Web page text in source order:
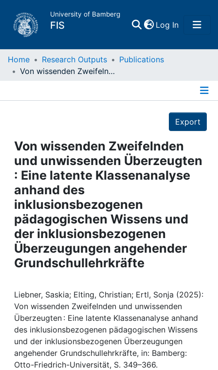
University of Bamberg
FIS Log In(current)
Home
Projects
People
Institutions
Awards
My FIS
Help
Home Research Outputs
Publications
Von wissenden Zweifelnden und unwissenden Überzeugten : Eine latente Klassenanalyse anhand des inklusionsbezogenen pädagogischen Wissens und der inklusionsbezogenen Überzeugungen angehender Grundschullehrkräfte
Export
Von wissenden Zweifelnden
und unwissenden Überzeugten
: Eine latente Klassenanalyse
anhand des
inklusionsbezogenen
pädagogischen Wissens und
der inklusionsbezogenen
Überzeugungen angehender
Grundschullehrkräfte
Liebner, Saskia; Elting, Christian; Ertl, Sonja (2025):
Von wissenden Zweifelnden und unwissenden
Überzeugten : Eine latente Klassenanalyse anhand
des inklusionsbezogenen pädagogischen Wissens
und der inklusionsbezogenen Überzeugungen
angehender Grundschullehrkräfte, in: Bamberg:
Otto-Friedrich-Universität, S. 349–366.